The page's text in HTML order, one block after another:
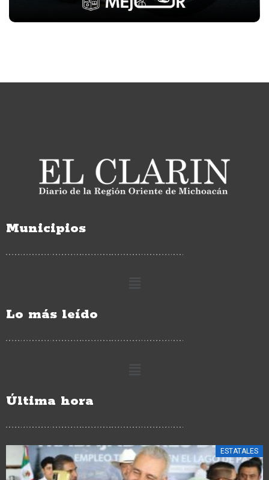
Municipios
Lo más leído
Última hora
ESTATALES